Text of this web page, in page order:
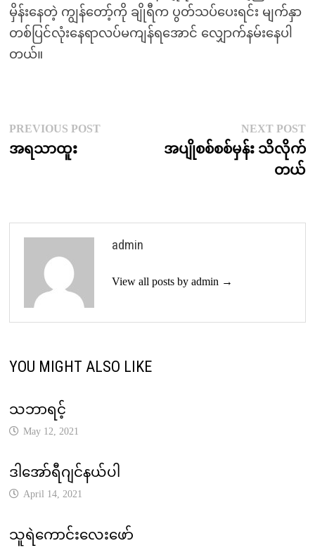
မှိန်းနေတဲ့ ကျွန်တော့်ကို ချိုရီက ပွတ်သပ်ပေးရင်း မျက်နှာ
တစ်ပြင်လုံးနေရာလပ်မကျန်ရအောင် လျှောက်နမ်းနေပါ
တယ်။
Post
navigation
PREVIOUS POSTPrevious
အရသာထူး
NEXT POST
အပျိုစစ်စစ်မှန်း သိလိုက်
တယ်
admin
View all posts by admin →
YOU MIGHT ALSO LIKE
သဘာရင့်
May 12, 2021
ဒါအော်ရီဂျင်နယ်ပါ
April 14, 2021
သူရဲကောင်းလေးဖော်